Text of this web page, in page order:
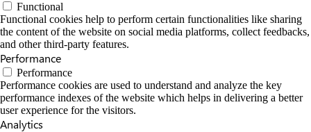
Functional
Functional cookies help to perform certain functionalities like sharing
the content of the website on social media platforms, collect feedbacks,
and other third-party features.
Performance
Performance
Performance cookies are used to understand and analyze the key
performance indexes of the website which helps in delivering a better
user experience for the visitors.
Analytics